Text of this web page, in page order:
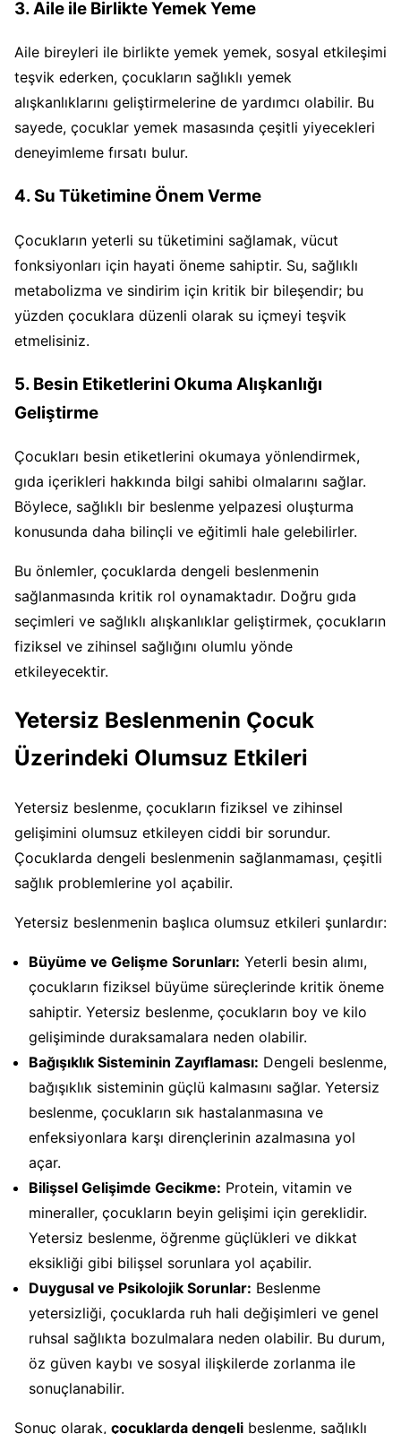
3. Aile ile Birlikte Yemek Yeme
Aile bireyleri ile birlikte yemek yemek, sosyal etkileşimi
teşvik ederken, çocukların sağlıklı yemek
alışkanlıklarını geliştirmelerine de yardımcı olabilir. Bu
sayede, çocuklar yemek masasında çeşitli yiyecekleri
deneyimleme fırsatı bulur.
4. Su Tüketimine Önem Verme
Çocukların yeterli su tüketimini sağlamak, vücut
fonksiyonları için hayati öneme sahiptir. Su, sağlıklı
metabolizma ve sindirim için kritik bir bileşendir; bu
yüzden çocuklara düzenli olarak su içmeyi teşvik
etmelisiniz.
5. Besin Etiketlerini Okuma Alışkanlığı
Geliştirme
Çocukları besin etiketlerini okumaya yönlendirmek,
gıda içerikleri hakkında bilgi sahibi olmalarını sağlar.
Böylece, sağlıklı bir beslenme yelpazesi oluşturma
konusunda daha bilinçli ve eğitimli hale gelebilirler.
Bu önlemler, çocuklarda dengeli beslenmenin
sağlanmasında kritik rol oynamaktadır. Doğru gıda
seçimleri ve sağlıklı alışkanlıklar geliştirmek, çocukların
fiziksel ve zihinsel sağlığını olumlu yönde
etkileyecektir.
Yetersiz Beslenmenin Çocuk
Üzerindeki Olumsuz Etkileri
Yetersiz beslenme, çocukların fiziksel ve zihinsel
gelişimini olumsuz etkileyen ciddi bir sorundur.
Çocuklarda dengeli beslenmenin sağlanmaması, çeşitli
sağlık problemlerine yol açabilir.
Yetersiz beslenmenin başlıca olumsuz etkileri şunlardır:
Büyüme ve Gelişme Sorunları: Yeterli besin alımı,
çocukların fiziksel büyüme süreçlerinde kritik öneme
sahiptir. Yetersiz beslenme, çocukların boy ve kilo
gelişiminde duraksamalara neden olabilir.
Bağışıklık Sisteminin Zayıflaması: Dengeli beslenme,
bağışıklık sisteminin güçlü kalmasını sağlar. Yetersiz
beslenme, çocukların sık hastalanmasına ve
enfeksiyonlara karşı dirençlerinin azalmasına yol
açar.
Bilişsel Gelişimde Gecikme: Protein, vitamin ve
mineraller, çocukların beyin gelişimi için gereklidir.
Yetersiz beslenme, öğrenme güçlükleri ve dikkat
eksikliği gibi bilişsel sorunlara yol açabilir.
Duygusal ve Psikolojik Sorunlar: Beslenme
yetersizliği, çocuklarda ruh hali değişimleri ve genel
ruhsal sağlıkta bozulmalara neden olabilir. Bu durum,
öz güven kaybı ve sosyal ilişkilerde zorlanma ile
sonuçlanabilir.
Sonuç olarak, çocuklarda dengeli beslenme, sağlıklı